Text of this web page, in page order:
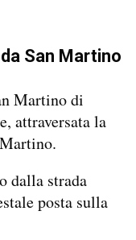
San Martino
Martino di
attraversata la
dalla strada
posta sulla